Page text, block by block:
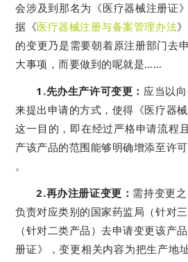
会涉及到那名为《医疗器械注册证
据《医疗器械注册与备案管理办法
的变更乃是需要朝着原注册部门去
大事项，而要做到的呢就是……
1.先办生产许可变更： 应当以
来提出申请的方式，使得《医疗器
这一目的，即在经过严格申请流程
产该产品的范围能够明确增添至许
。
2.再办注册证变更： 需持变更
负责对应类别的国家药监局（针对
（针对二类产品）去申请变更该产
册证》，变更相关内容为把生产地